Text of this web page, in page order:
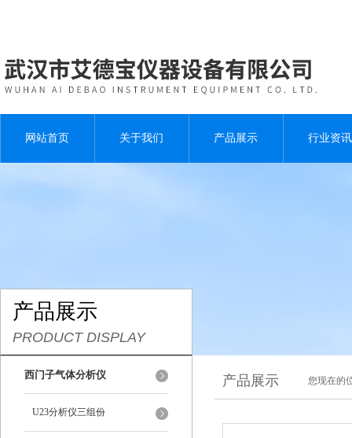
网站首页 关于我们 产品展示 行业资讯
产品展示
PRODUCT DISPLAY
西门子气体分析仪
U23分析仪三组份
产品展示 您现在的